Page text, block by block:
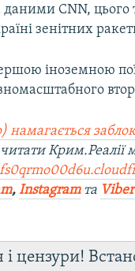
CNN,
зенітних
іноземною
Крим.Реалії
,Instagramта
цензури!